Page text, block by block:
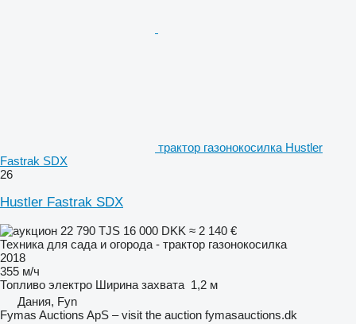
трактор газонокосилка Hustler
Fastrak SDX
26
Hustler Fastrak SDX
22 790 TJS 16 000 DKK ≈ 2 140 €
Техника для сада и огорода - трактор газонокосилка
2018
355 м/ч
Топливо электро Ширина захвата 1,2 м
Дания, Fyn
Fymas Auctions ApS – visit the auction fymasauctions.dk